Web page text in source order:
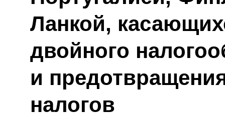
Ланкой,
двойного
и
налогов